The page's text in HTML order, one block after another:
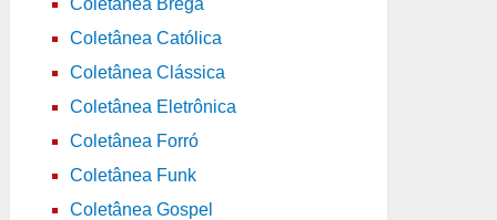
Coletânea Católica
Coletânea Clássica
Coletânea Eletrônica
Coletânea Forró
Coletânea Funk
Coletânea Gospel